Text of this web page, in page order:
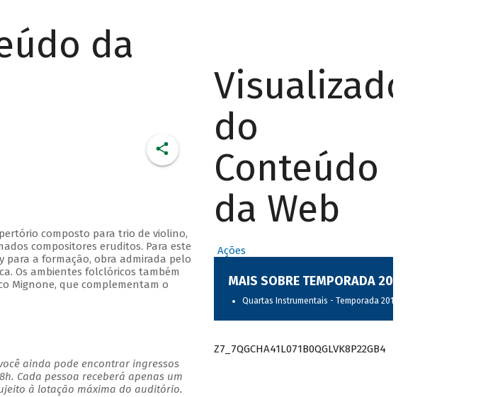
da
composto para trio de violino,
compositores eruditos. Para este
para a formação, obra admirada pelo
Os ambientes folclóricos também
Mignone, que complementam o
ainda pode encontrar ingressos
Cada pessoa receberá apenas um
à lotação máxima do auditório.
Visualizador
do
Conteúdo
da Web
Ações
MAIS SOBRE TEMPORADA 2017
Quartas Instrumentais - Temporada 2017
Z7_7QGCHA41L071B0QGLVK8P22GB4